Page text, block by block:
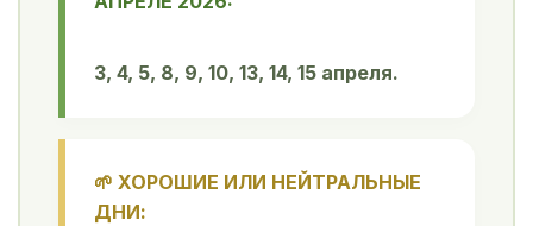
3, 4, 5, 8, 9, 10, 13, 14, 15 апреля.
🌱 ХОРОШИЕ ИЛИ НЕЙТРАЛЬНЫЕ
ДНИ: